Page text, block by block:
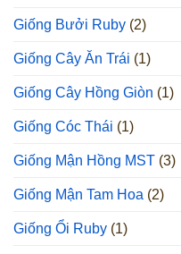
Giống Bưởi Ruby (2)
Giống Cây Ăn Trái (1)
Giống Cây Hồng Giòn (1)
Giống Cóc Thái (1)
Giống Mận Hồng MST (3)
Giống Mận Tam Hoa (2)
Giống Ổi Ruby (1)